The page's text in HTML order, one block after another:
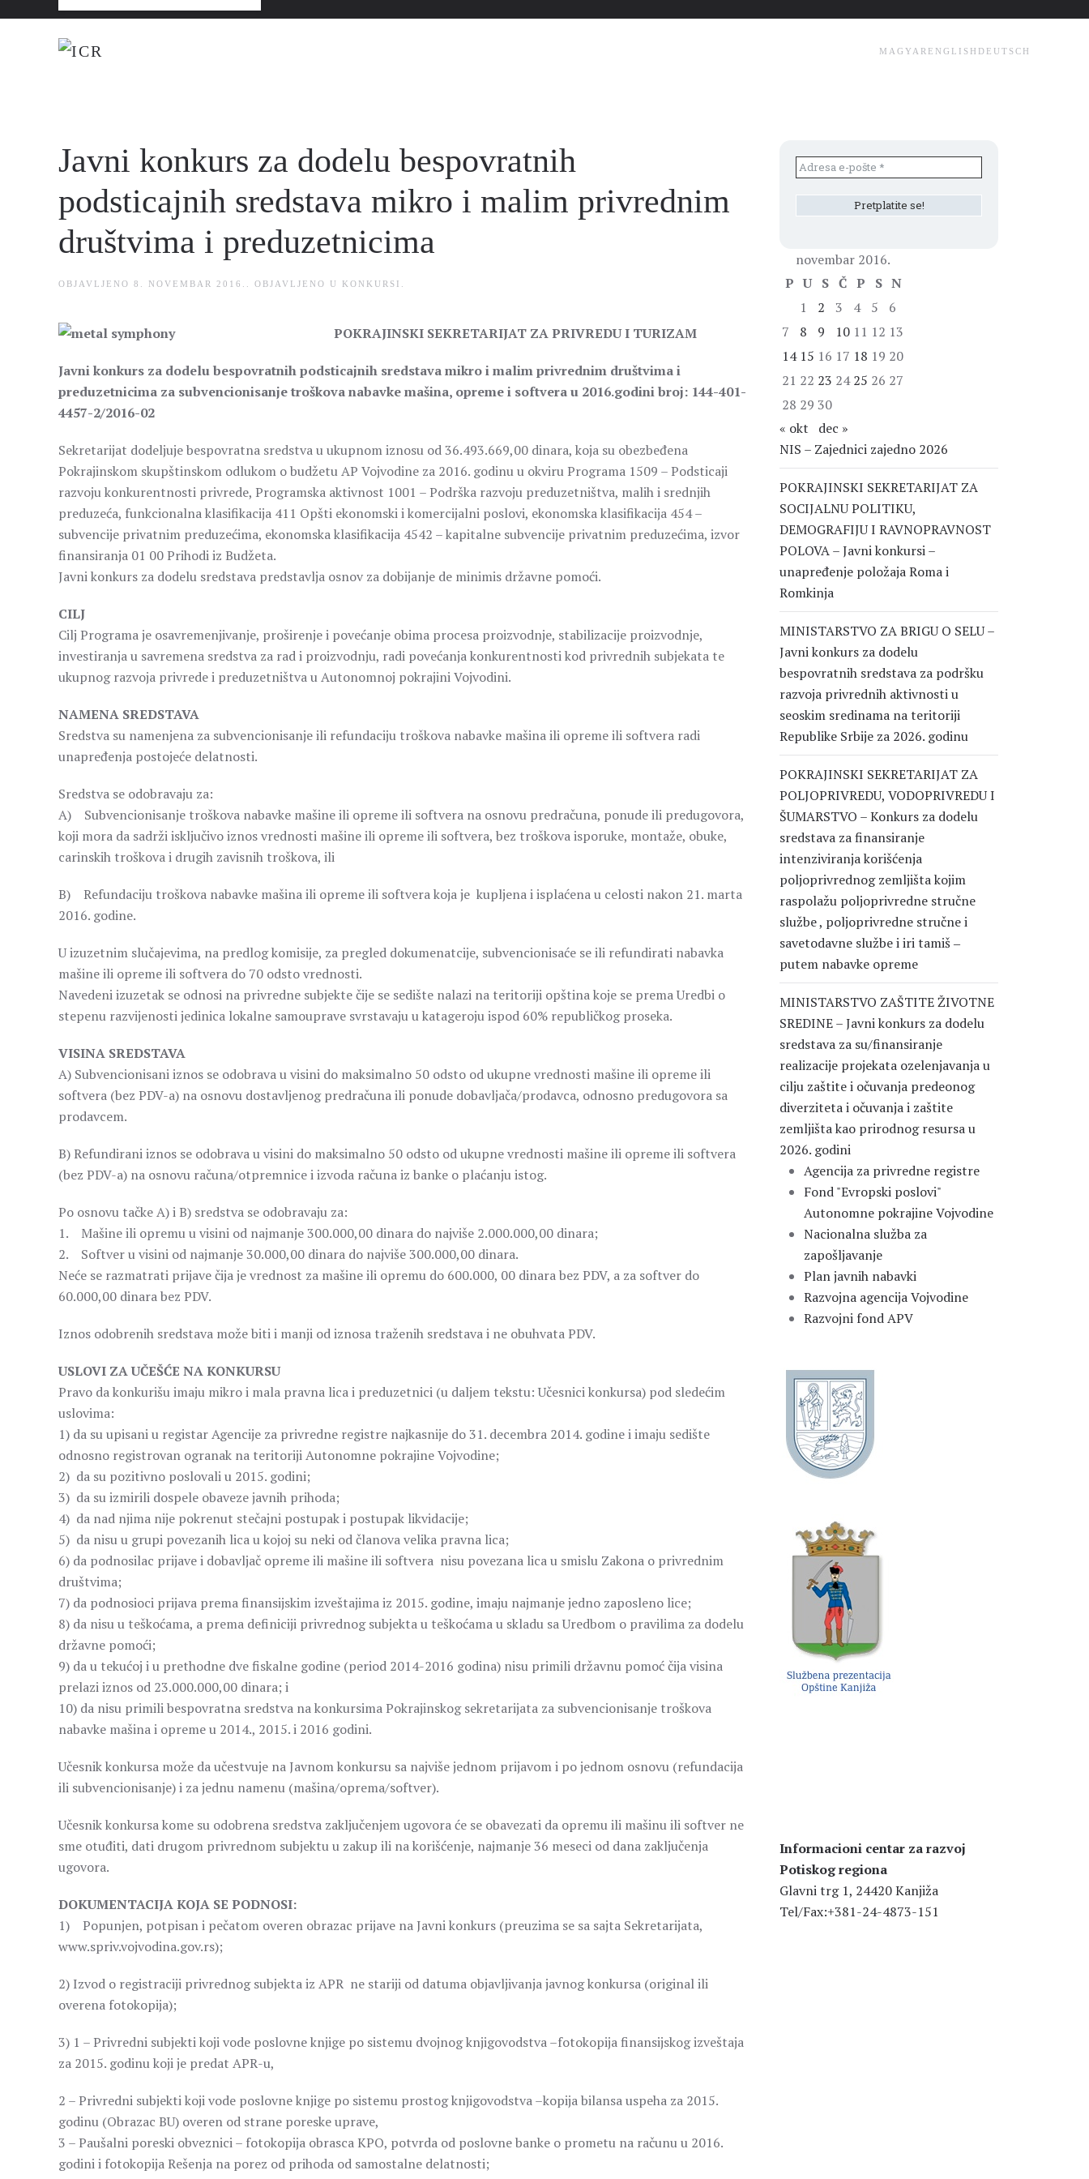
MAGYAR ENGLISH DEUTSCH
Javni konkurs za dodelu bespovratnih
podsticajnih sredstava mikro i malim privrednim
društvima i preduzetnicima
OBJAVLJENO 8. NOVEMBAR 2016. . OBJAVLJENO U KONKURSI
POKRAJINSKI SEKRETARIJAT ZA PRIVREDU I TURIZAM
Javni konkurs za dodelu bespovratnih podsticajnih sredstava mikro i malim privrednim društvima i
preduzetnicima za subvencionisanje troškova nabavke mašina, opreme i softvera u 2016.godini broj: 144-401-
4457-2/2016-02
Sekretarijat dodeljuje bespovratna sredstva u ukupnom iznosu od 36.493.669,00 dinara, koja su obezbeđena
Pokrajinskom skupštinskom odlukom o budžetu AP Vojvodine za 2016. godinu u okviru Programa 1509 – Podsticaji
razvoju konkurentnosti privrede, Programska aktivnost 1001 – Podrška razvoju preduzetništva, malih i srednjih
preduzeća, funkcionalna klasifikacija 411 Opšti ekonomski i komercijalni poslovi, ekonomska klasifikacija 454 –
subvencije privatnim preduzećima, ekonomska klasifikacija 4542 – kapitalne subvencije privatnim preduzećima, izvor
finansiranja 01 00 Prihodi iz Budžeta.
Javni konkurs za dodelu sredstava predstavlja osnov za dobijanje de minimis državne pomoći.
CILJ
Cilj Programa je osavremenjivanje, proširenje i povećanje obima procesa proizvodnje, stabilizacije proizvodnje,
investiranja u savremena sredstva za rad i proizvodnju, radi povećanja konkurentnosti kod privrednih subjekata te
ukupnog razvoja privrede i preduzetništva u Autonomnoj pokrajini Vojvodini.
NAMENA SREDSTAVA
Sredstva su namenjena za subvencionisanje ili refundaciju troškova nabavke mašina ili opreme ili softvera radi
unapređenja postojeće delatnosti.
Sredstva se odobravaju za:
A) Subvencionisanje troškova nabavke mašine ili opreme ili softvera na osnovu predračuna, ponude ili predugovora,
koji mora da sadrži isključivo iznos vrednosti mašine ili opreme ili softvera, bez troškova isporuke, montaže, obuke,
carinskih troškova i drugih zavisnih troškova, ili
B) Refundaciju troškova nabavke mašina ili opreme ili softvera koja je kupljena i isplaćena u celosti nakon 21. marta
2016. godine.
U izuzetnim slučajevima, na predlog komisije, za pregled dokumenatcije, subvencionisaće se ili refundirati nabavka
mašine ili opreme ili softvera do 70 odsto vrednosti.
Navedeni izuzetak se odnosi na privredne subjekte čije se sedište nalazi na teritoriji opština koje se prema Uredbi o
stepenu razvijenosti jedinica lokalne samouprave svrstavaju u katageroju ispod 60% republičkog proseka.
VISINA SREDSTAVA
A) Subvencionisani iznos se odobrava u visini do maksimalno 50 odsto od ukupne vrednosti mašine ili opreme ili
softvera (bez PDV-a) na osnovu dostavljenog predračuna ili ponude dobavljača/prodavca, odnosno predugovora sa
prodavcem.
B) Refundirani iznos se odobrava u visini do maksimalno 50 odsto od ukupne vrednosti mašine ili opreme ili softvera
(bez PDV-a) na osnovu računa/otpremnice i izvoda računa iz banke o plaćanju istog.
Po osnovu tačke A) i B) sredstva se odobravaju za:
1. Mašine ili opremu u visini od najmanje 300.000,00 dinara do najviše 2.000.000,00 dinara;
2. Softver u visini od najmanje 30.000,00 dinara do najviše 300.000,00 dinara.
Neće se razmatrati prijave čija je vrednost za mašine ili opremu do 600.000, 00 dinara bez PDV, a za softver do
60.000,00 dinara bez PDV.
Iznos odobrenih sredstava može biti i manji od iznosa traženih sredstava i ne obuhvata PDV.
USLOVI ZA UČEŠĆE NA KONKURSU
Pravo da konkurišu imaju mikro i mala pravna lica i preduzetnici (u daljem tekstu: Učesnici konkursa) pod sledećim
uslovima:
1) da su upisani u registar Agencije za privredne registre najkasnije do 31. decembra 2014. godine i imaju sedište
odnosno registrovan ogranak na teritoriji Autonomne pokrajine Vojvodine;
2) da su pozitivno poslovali u 2015. godini;
3) da su izmirili dospele obaveze javnih prihoda;
4) da nad njima nije pokrenut stečajni postupak i postupak likvidacije;
5) da nisu u grupi povezanih lica u kojoj su neki od članova velika pravna lica;
6) da podnosilac prijave i dobavljač opreme ili mašine ili softvera nisu povezana lica u smislu Zakona o privrednim
društvima;
7) da podnosioci prijava prema finansijskim izveštajima iz 2015. godine, imaju najmanje jedno zaposleno lice;
8) da nisu u teškoćama, a prema definiciji privrednog subjekta u teškoćama u skladu sa Uredbom o pravilima za dodelu
državne pomoći;
9) da u tekućoj i u prethodne dve fiskalne godine (period 2014-2016 godina) nisu primili državnu pomoć čija visina
prelazi iznos od 23.000.000,00 dinara; i
10) da nisu primili bespovratna sredstva na konkursima Pokrajinskog sekretarijata za subvencionisanje troškova
nabavke mašina i opreme u 2014., 2015. i 2016 godini.
Učesnik konkursa može da učestvuje na Javnom konkursu sa najviše jednom prijavom i po jednom osnovu (refundacija
ili subvencionisanje) i za jednu namenu (mašina/oprema/softver).
Učesnik konkursa kome su odobrena sredstva zaključenjem ugovora će se obavezati da opremu ili mašinu ili softver ne
sme otuđiti, dati drugom privrednom subjektu u zakup ili na korišćenje, najmanje 36 meseci od dana zaključenja
ugovora.
DOKUMENTACIJA KOJA SE PODNOSI:
1) Popunjen, potpisan i pečatom overen obrazac prijave na Javni konkurs (preuzima se sa sajta Sekretarijata,
www.spriv.vojvodina.gov.rs);
2) Izvod o registraciji privrednog subjekta iz APR ne stariji od datuma objavljivanja javnog konkursa (original ili
overena fotokopija);
3) 1 – Privredni subjekti koji vode poslovne knjige po sistemu dvojnog knjigovodstva –fotokopija finansijskog izveštaja
za 2015. godinu koji je predat APR-u,
2 – Privredni subjekti koji vode poslovne knjige po sistemu prostog knjigovodstva –kopija bilansa uspeha za 2015.
godinu (Obrazac BU) overen od strane poreske uprave,
3 – Paušalni poreski obveznici – fotokopija obrasca KPO, potvrda od poslovne banke o prometu na računu u 2016.
godini i fotokopija Rešenja na porez od prihoda od samostalne delatnosti;
novembar 2016.
P U S Č P S N
1
2 3 4 5
6
7
8 9 10 11 12 13
14 15 16 17 18 19 20
21 22 23 24 25 26 27
28 29 30
« okt
dec »
NIS – Zajednici zajedno 2026
POKRAJINSKI SEKRETARIJAT ZA
SOCIJALNU POLITIKU,
DEMOGRAFIJU I RAVNOPRAVNOST
POLOVA – Javni konkursi –
unapređenje položaja Roma i
Romkinja
MINISTARSTVO ZA BRIGU O SELU –
Javni konkurs za dodelu
bespovratnih sredstava za podršku
razvoja privrednih aktivnosti u
seoskim sredinama na teritoriji
Republike Srbije za 2026. godinu
POKRAJINSKI SEKRETARIJAT ZA
POLJOPRIVREDU, VODOPRIVREDU I
ŠUMARSTVO – Konkurs za dodelu
sredstava za finansiranje
intenziviranja korišćenja
poljoprivrednog zemljišta kojim
raspolažu poljoprivredne stručne
službe , poljoprivredne stručne i
savetodavne službe i iri tamiš ‒
putem nabavke opreme
MINISTARSTVO ZAŠTITE ŽIVOTNE
SREDINE – Javni konkurs za dodelu
sredstava za su/finansiranje
realizacije projekata ozelenjavanja u
cilju zaštite i očuvanja predeonog
diverziteta i očuvanja i zaštite
zemljišta kao prirodnog resursa u
2026. godini
Agencija za privredne registre
Fond "Evropski poslovi"
Autonomne pokrajine Vojvodine
Nacionalna služba za
zapošljavanje
Plan javnih nabavki
Razvojna agencija Vojvodine
Razvojni fond APV
Informacioni centar za razvoj
Potiskog regiona
Glavni trg 1, 24420 Kanjiža
Tel/Fax:+381-24-4873-151